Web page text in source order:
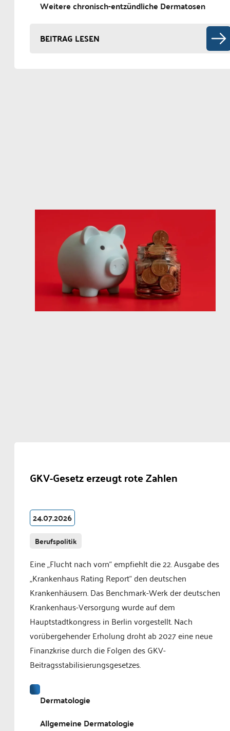
Weitere chronisch-entzündliche Dermatosen
BEITRAG LESEN
GKV-Gesetz erzeugt rote Zahlen
24.07.2026
Berufspolitik
Eine „Flucht nach vorn“ empfiehlt die 22. Ausgabe des
„Krankenhaus Rating Report“ den deutschen
Krankenhäusern. Das Benchmark-Werk der deutschen
Krankenhaus-Versorgung wurde auf dem
Hauptstadtkongress in Berlin vorgestellt. Nach
vorübergehender Erholung droht ab 2027 eine neue
Finanzkrise durch die Folgen des GKV-
Beitragsstabilisierungsgesetzes.
Dermatologie
Allgemeine Dermatologie